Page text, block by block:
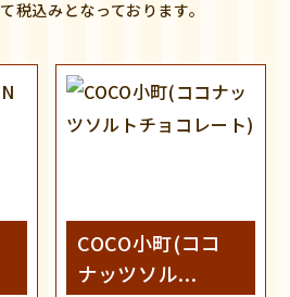
COCO小町(ココ
ナッツソル...